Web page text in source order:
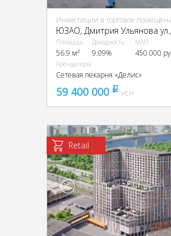
Инвестиции в торговое
Площадь
56.9 м²
Доходность
9.09%
МАП
450 000
Арендаторы
Сетевая пекарня «Делис»
59 400 000 pуб
УСН
Retail